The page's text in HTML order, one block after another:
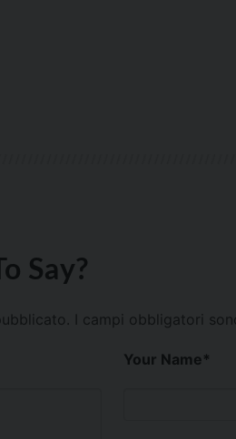
Say?
I campi obbligatori
Your Name*